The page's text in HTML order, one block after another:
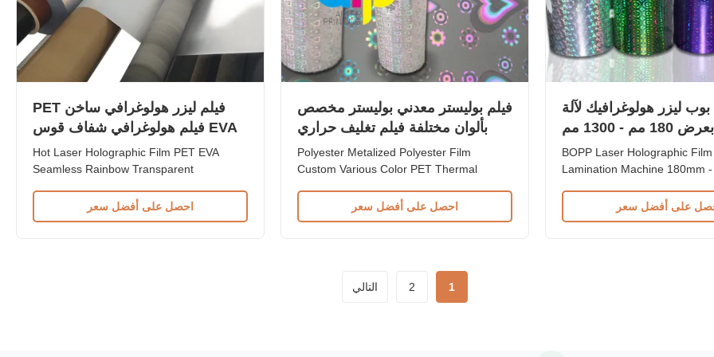
بوب ليزر هولوغرافيك لآلة
مم - 1300 مم
BOPP Laser Holographic
Lamination Machine 180mm
Holographic Thermal
BOPP Thermal Laminating
على أفضل سعر
فيلم بوليستر معدني بوليستر مخصص
بألوان مختلفة فيلم تغليف حراري
PET
Polyester Metalized Polyester Film
Custom Various Color PET Thermal
Laser Holographic Thermal Laminating
Film Product Specifications Parameter
micron | 10 micron Total Thickness 24 ...
احصل على أفضل سعر
فيلم ليزر هولوغرافي ساخن PET
EVA فيلم هولوغرافي شفاف قوس
قزح
Hot Laser Holographic Film PET EVA
Seamless Rainbow Transparent
Transparent PET+EVA Hot Laser
Holographic Film Seamless holography
احصل على أفضل سعر
1
2 التالي